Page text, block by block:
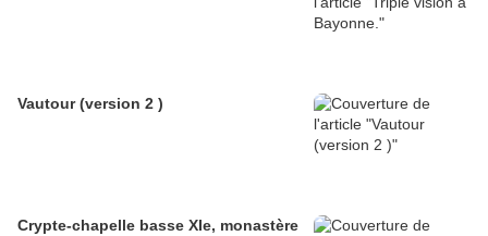
Vautour (version 2 )
Crypte-chapelle basse XIe, monastère